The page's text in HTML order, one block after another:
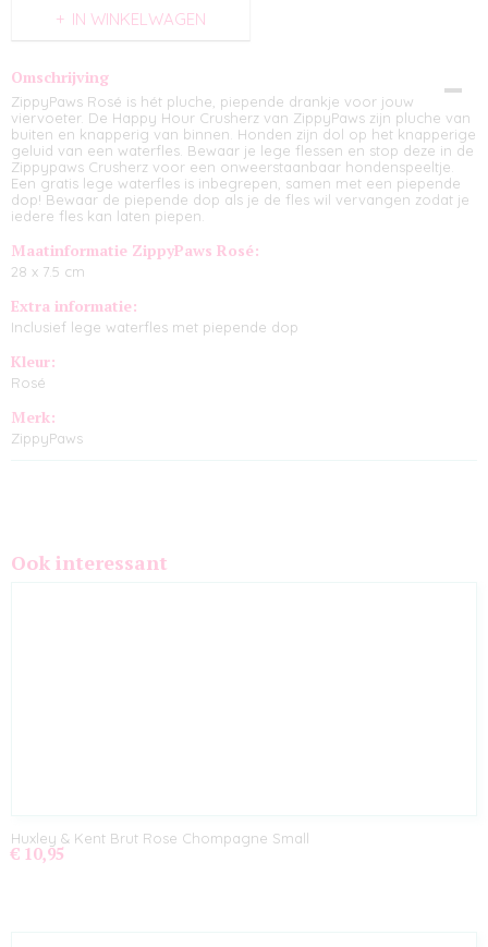
IN WINKELWAGEN
Omschrijving
ZippyPaws Rosé is hét pluche, piepende drankje voor jouw
viervoeter. De Happy Hour Crusherz van ZippyPaws zijn pluche van
buiten en knapperig van binnen. Honden zijn dol op het knapperige
geluid van een waterfles. Bewaar je lege flessen en stop deze in de
Zippypaws Crusherz voor een onweerstaanbaar hondenspeeltje.
Een gratis lege waterfles is inbegrepen, samen met een piepende
dop! Bewaar de piepende dop als je de fles wil vervangen zodat je
iedere fles kan laten piepen.
Maatinformatie ZippyPaws Rosé:
28 x 7.5 cm
Extra informatie:
Inclusief lege waterfles met piepende dop
Kleur:
Rosé
Merk:
ZippyPaws
Ook interessant
Huxley & Kent Brut Rose Chompagne Small
€ 10,95